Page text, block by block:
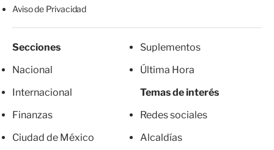
Aviso de Privacidad
Secciones
Nacional
Internacional
Finanzas
Ciudad de México
Suplementos
Última Hora
Temas de interés
Redes sociales
Alcaldías